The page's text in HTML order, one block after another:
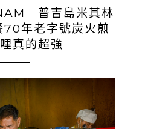
｜普吉島米其林
70年老字號炭火煎
真的超強